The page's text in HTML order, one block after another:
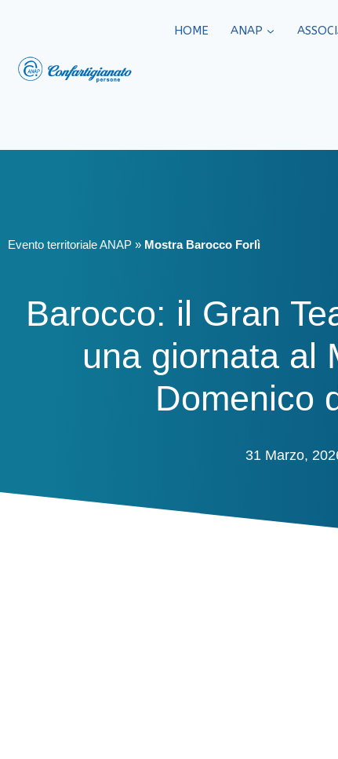
HOME ANAP
Evento territoriale ANAP » Mostra Barocco Forlì
Barocco: il Gran
una giornata al
Domenico
31 Marzo,